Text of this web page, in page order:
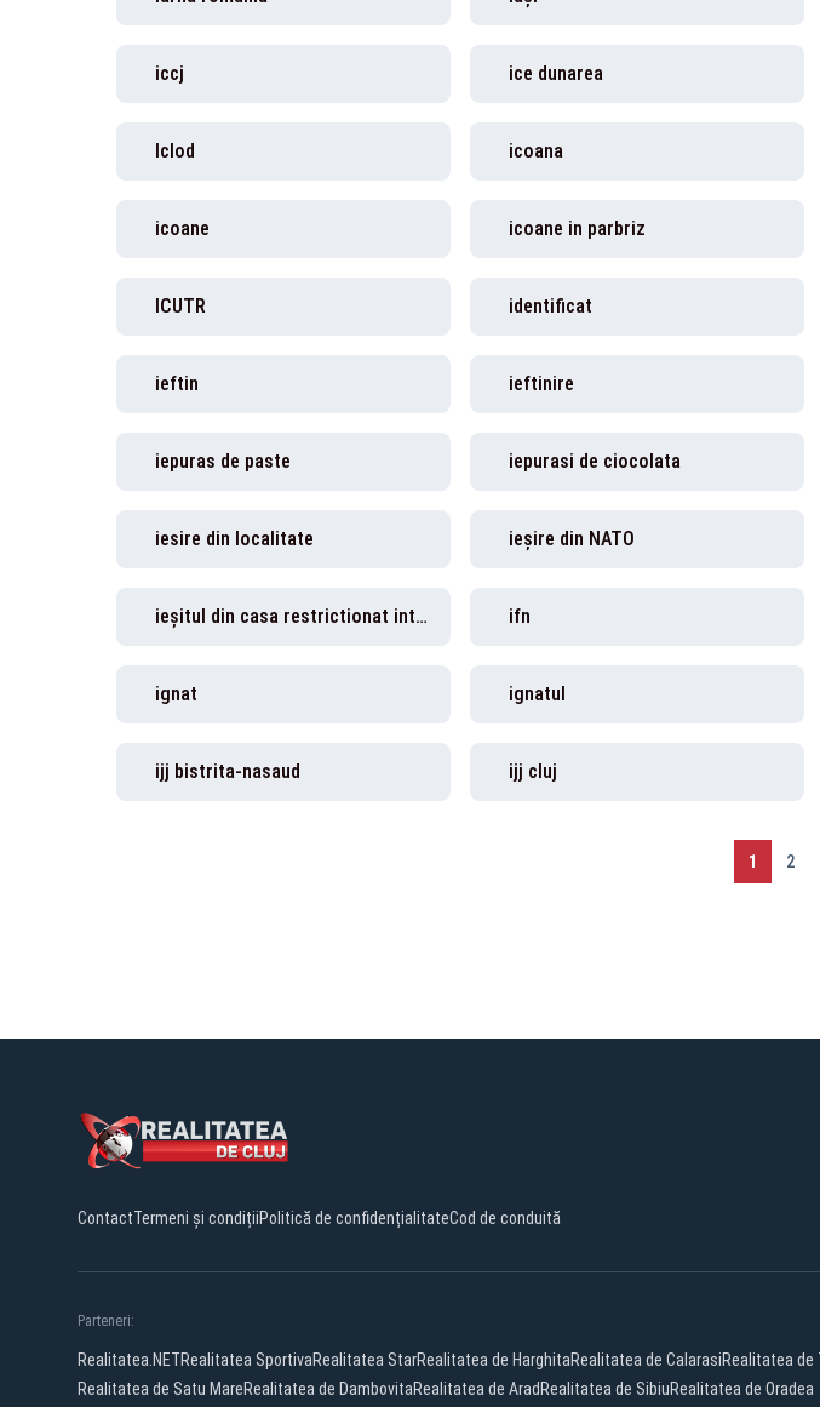
iccj ice dunarea
Iclod icoana
icoane icoane in parbriz
ICUTR identificat
ieftin ieftinire
iepuras de paste iepurasi de ciocolata
iesire din localitate ieșire din NATO
ieșitul din casa restrictionat intre 06.00 si 22.00 ifn
ignat ignatul
ijj bistrita-nasaud ijj cluj
1 2
ContactTermeni și condițiiPolitică de confidențialitateCod de conduită
Parteneri:
Realitatea.NETRealitatea SportivaRealitatea StarRealitatea de HarghitaRealitatea de CalarasiRealitatea de
Realitatea de Satu MareRealitatea de DambovitaRealitatea de Arad Realitatea de SibiuRealitatea de Oradea